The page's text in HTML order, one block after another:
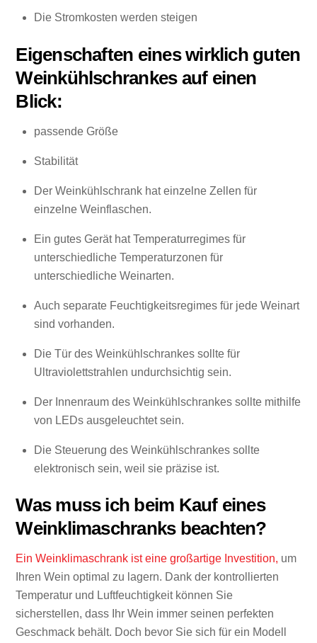
Die Stromkosten werden steigen
Eigenschaften eines wirklich guten
Weinkühlschrankes auf einen
Blick:
passende Größe
Stabilität
Der Weinkühlschrank hat einzelne Zellen für
einzelne Weinflaschen.
Ein gutes Gerät hat Temperaturregimes für
unterschiedliche Temperaturzonen für
unterschiedliche Weinarten.
Auch separate Feuchtigkeitsregimes für jede Weinart
sind vorhanden.
Die Tür des Weinkühlschrankes sollte für
Ultraviolettstrahlen undurchsichtig sein.
Der Innenraum des Weinkühlschrankes sollte mithilfe
von LEDs ausgeleuchtet sein.
Die Steuerung des Weinkühlschrankes sollte
elektronisch sein, weil sie präzise ist.
Was muss ich beim Kauf eines
Weinklimaschranks beachten?
Ein Weinklimaschrank ist eine großartige Investition, um
Ihren Wein optimal zu lagern. Dank der kontrollierten
Temperatur und Luftfeuchtigkeit können Sie
sicherstellen, dass Ihr Wein immer seinen perfekten
Geschmack behält. Doch bevor Sie sich für ein Modell